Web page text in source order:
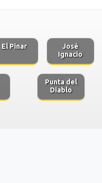
El Pinar
José
Ignacio
Punta del
Diablo